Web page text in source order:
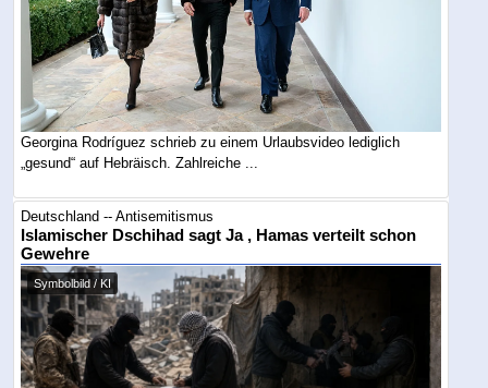
Georgina Rodríguez schrieb zu einem Urlaubsvideo lediglich
„gesund“ auf Hebräisch. Zahlreiche ...
Deutschland -- Antisemitismus
Islamischer Dschihad sagt Ja , Hamas verteilt schon
Gewehre
Symbolbild / KI